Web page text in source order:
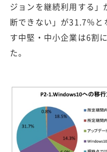
ジョンを継続利用する
断できない」が31.7％
す中堅・中小企業は6割
た。